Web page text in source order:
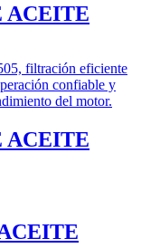
ACEITE
ACEITE